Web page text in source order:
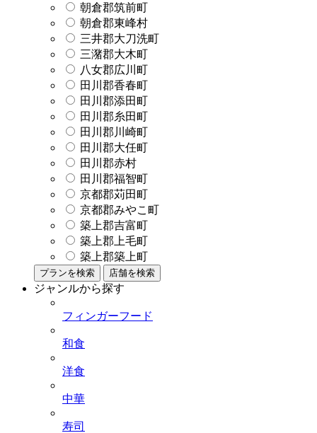
朝倉郡筑前町
朝倉郡東峰村
三井郡大刀洗町
三潴郡大木町
八女郡広川町
田川郡香春町
田川郡添田町
田川郡糸田町
田川郡川崎町
田川郡大任町
田川郡赤村
田川郡福智町
京都郡苅田町
京都郡みやこ町
築上郡吉富町
築上郡上毛町
築上郡築上町
プランを検索 店舗を検索
ジャンルから探す
フィンガーフード
和食
洋食
中華
寿司